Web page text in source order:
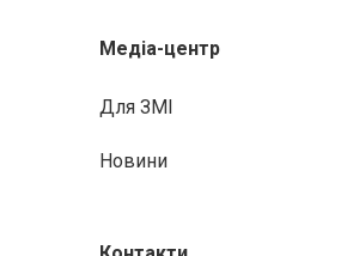
Медіа-центр
Для ЗМІ
Новини